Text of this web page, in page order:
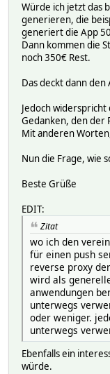
Würde ich jetzt das
generieren, die
generiert die App
Dann kommen die
noch 350€ Rest.
Das deckt dann
Jedoch
Gedanken, den der
Mit anderen
Nun die Frage, wie
Beste Grüße
EDIT:
Zitat
wo ich den
für einen push
reverse proxy
wird als
anwendungen
unterwegs
oder weniger.
unterwegs
Ebenfalls ein
würde.